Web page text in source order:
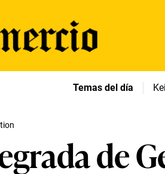
Temas del día
de